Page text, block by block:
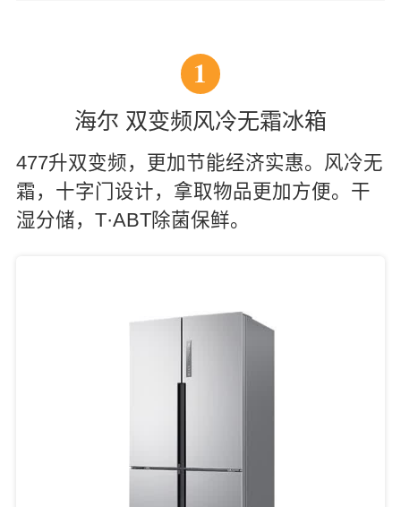
1
海尔 双变频风冷无霜冰箱
477升双变频，更加节能经济实惠。风冷无
霜，十字门设计，拿取物品更加方便。干
湿分储，T·ABT除菌保鲜。